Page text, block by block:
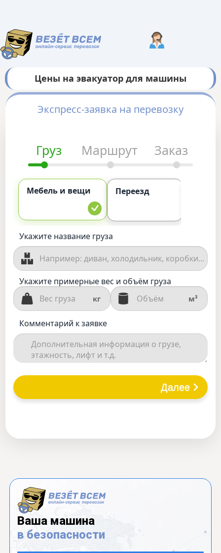
Цены на эвакуатор для машины
Экспресс-заявка на перевозку
Груз Маршрут Заказ
Мебель и вещи Переезд
Укажите название груза
Укажите примерные вес и объём груза
кг м³
Комментарий к заявке
Далее
Ваша машина
в безопасности